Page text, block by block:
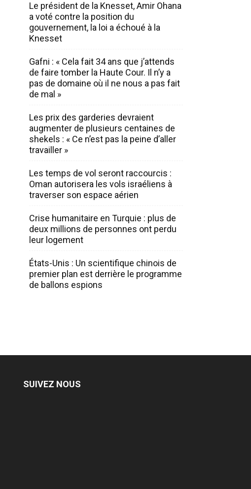
Le président de la Knesset, Amir Ohana
a voté contre la position du
gouvernement, la loi a échoué à la
Knesset
Gafni : « Cela fait 34 ans que j’attends
de faire tomber la Haute Cour. Il n’y a
pas de domaine où il ne nous a pas fait
de mal »
Les prix des garderies devraient
augmenter de plusieurs centaines de
shekels : « Ce n’est pas la peine d’aller
travailler »
Les temps de vol seront raccourcis :
Oman autorisera les vols israéliens à
traverser son espace aérien
Crise humanitaire en Turquie : plus de
deux millions de personnes ont perdu
leur logement
États-Unis : Un scientifique chinois de
premier plan est derrière le programme
de ballons espions
SUIVEZ NOUS